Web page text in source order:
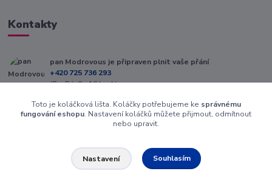
Kontakty
pan Modrovous je připraven plnit vaše přání
+420 725 736 293
(Po-Pá, 8 - 16 hod.)
info@modrovous.cz
Toto je koláčková lišta. Koláčky potřebujeme ke správnému
fungování eshopu. Nastavení koláčků můžete přijmout, odmítnout
nebo upravit.
Nastavení Souhlasím